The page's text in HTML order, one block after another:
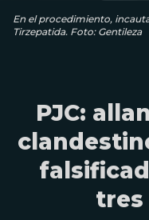
En el procedimiento,
Tirzepatida. Foto: Gentileza
PJC:
tres